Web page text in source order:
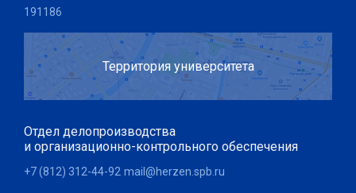
191186
Территория университета
Отдел делопроизводства
и организационно-контрольного обеспечения
+7 (812) 312-44-92 mail@herzen.spb.ru